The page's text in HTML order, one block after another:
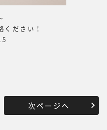
ください！
次ページへ